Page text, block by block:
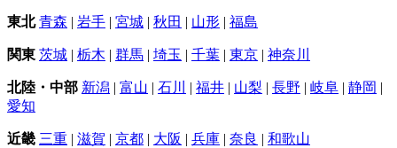
東北 青森 | 岩手 | 宮城 | 秋田 | 山形 | 福島
関東 茨城 | 栃木 | 群馬 | 埼玉 | 千葉 | 東京 | 神奈川
北陸・中部 新潟 | 富山 | 石川 | 福井 | 山梨 | 長野 | 岐阜 | 静岡 |
愛知
近畿 三重 | 滋賀 | 京都 | 大阪 | 兵庫 | 奈良 | 和歌山